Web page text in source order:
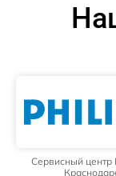
Сервисный центр